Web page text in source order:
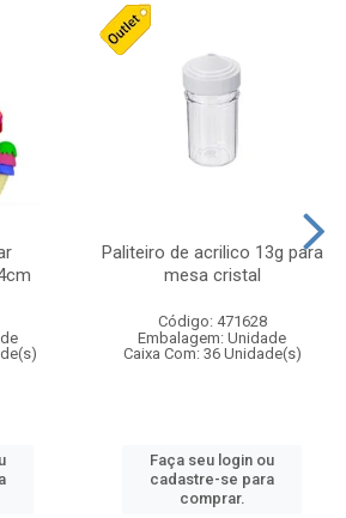
Paliteiro de acrilico 13g para
mesa cristal
Código: 471628
Embalagem: Unidade
Caixa Com: 36 Unidade(s)
Faça seu login ou
cadastre-se para
comprar.